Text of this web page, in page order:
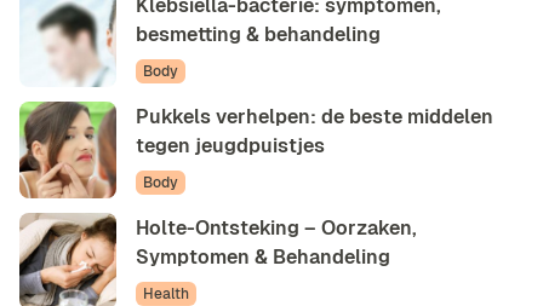
Klebsiella-bacterie: symptomen,
besmetting & behandeling
Body
Pukkels verhelpen: de beste middelen
tegen jeugdpuistjes
Body
Holte-Ontsteking – Oorzaken,
Symptomen & Behandeling
Health